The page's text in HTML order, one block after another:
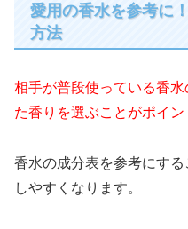
愛用の香水を参考に
方法
相手が普段使っている香
た香りを選ぶことがポイン
香水の成分表を参考にす
しやすくなります。